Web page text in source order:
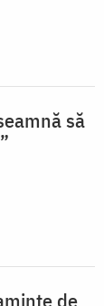
să
de